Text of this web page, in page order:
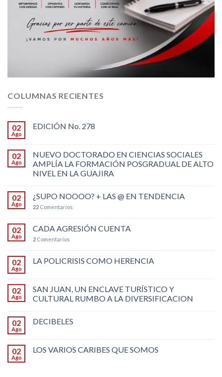
COLUMNAS RECIENTES
02
Ago
EDICIÓN No. 278
02
Ago
NUEVO DOCTORADO EN CIENCIAS SOCIALES
AMPLÍA LA FORMACIÓN POSGRADUAL DE ALTO
NIVEL EN LA GUAJIRA
02
Ago
¿SUPO NOOOO? + LAS @ EN TENDENCIA
22 Comentarios
02
Ago
CADA AGRESIÓN CUENTA
2 Comentarios
02
Ago
LA POLICRISIS COMO HERENCIA
02
Ago
SAN JUAN, UN ENCLAVE TURÍSTICO Y
CULTURAL RUMBO A LA DIVERSIFICACION
02
Ago
DECIBELES
02
Ago
LOS VARIOS CARIBES QUE SOMOS